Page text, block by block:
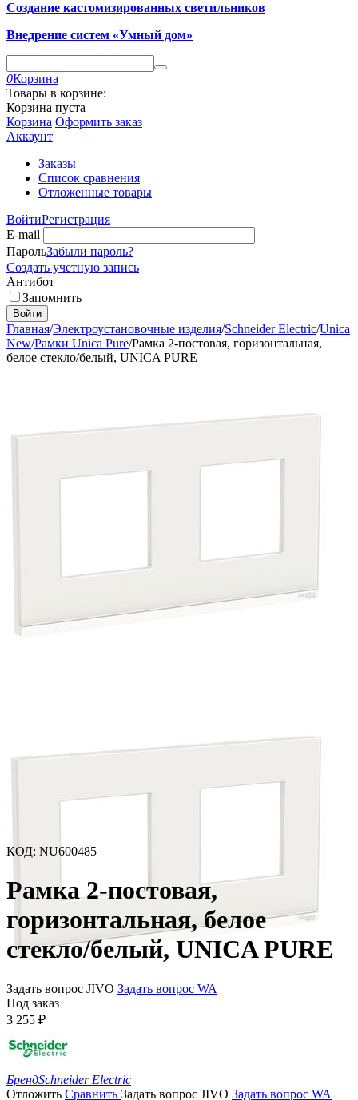
Создание кастомизированных светильников
Внедрение систем «Умный дом»
0Корзина
Товары в корзине:
Корзина пуста
Корзина Оформить заказ
Аккаунт
Заказы
Список сравнения
Отложенные товары
ВойтиРегистрация
E-mail
ПарольЗабыли пароль?
Создать учетную запись
Антибот
Запомнить
Войти
Главная/Электроустановочные изделия/Schneider Electric/Unica
New/Рамки Unica Pure/Рамка 2-постовая, горизонтальная,
белое стекло/белый, UNICA PURE
КОД: NU600485
Рамка 2-постовая,
горизонтальная, белое
стекло/белый, UNICA PURE
Задать вопрос JIVO Задать вопрос WA
Под заказ
3 255 ₽
БрендSchneider Electric
Отложить Сравнить Задать вопрос JIVO Задать вопрос WA